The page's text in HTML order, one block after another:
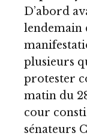
D’abord
lendemain
plusieurs
protester
matin du
cour
sénateurs